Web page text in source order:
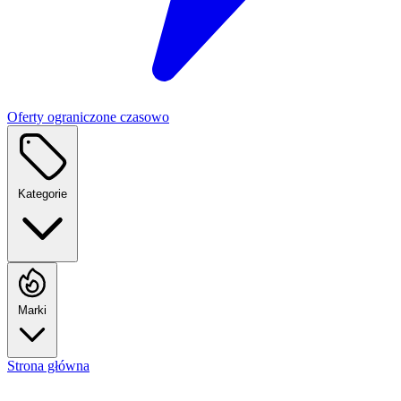
Oferty ograniczone czasowo
Kategorie
Marki
Strona główna